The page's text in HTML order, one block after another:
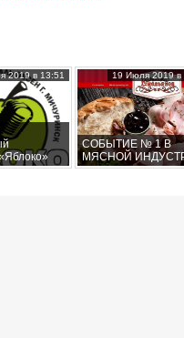
2019 в 13:51
СОБЫТИЕ № 1 В
МЯСНОЙ
19 Июля 2019 в